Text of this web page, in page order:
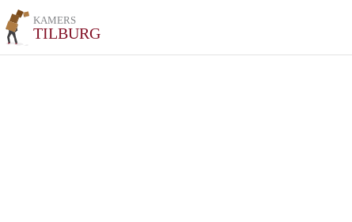
KAMERS
TILBURG